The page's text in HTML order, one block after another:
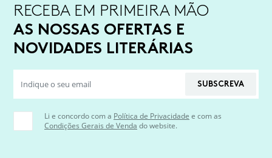
RECEBA EM PRIMEIRA MÃO
AS NOSSAS OFERTAS E
NOVIDADES LITERÁRIAS
SUBSCREVA
Li e concordo com a Política de Privacidade e com as
Condições Gerais de Venda do website.